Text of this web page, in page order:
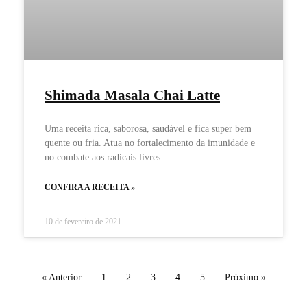
Shimada Masala Chai Latte
Uma receita rica, saborosa, saudável e fica super bem
quente ou fria. Atua no fortalecimento da imunidade e
no combate aos radicais livres.
CONFIRA A RECEITA »
10 de fevereiro de 2021
« Anterior 1 2 3 4 5 Próximo »